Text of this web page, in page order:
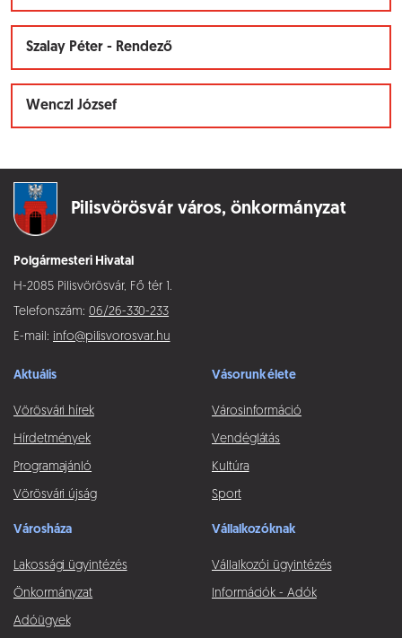
Szalay Péter - Rendező
Wenczl József
Pilisvörösvár város, önkormányzat
Polgármesteri Hivatal
H-2085 Pilisvörösvár, Fő tér 1.
Telefonszám: 06/26-330-233
E-mail: info@pilisvorosvar.hu
Aktuális
Vörösvári hírek
Hírdetmények
Programajánló
Vörösvári újság
Vásorunk élete
Városinformáció
Vendéglátás
Kultúra
Sport
Városháza
Lakossági ügyintézés
Önkormányzat
Adóügyek
Vállalkozóknak
Vállalkozói ügyintézés
Információk - Adók